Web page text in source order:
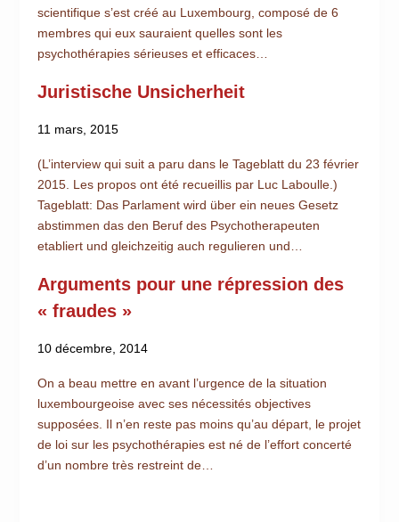
scientifique s’est créé au Luxembourg, composé de 6
membres qui eux sauraient quelles sont les
psychothérapies sérieuses et efficaces…
Juristische Unsicherheit
11 mars, 2015
(L’interview qui suit a paru dans le Tageblatt du 23 février
2015. Les propos ont été recueillis par Luc Laboulle.)
Tageblatt: Das Parlament wird über ein neues Gesetz
abstimmen das den Beruf des Psychotherapeuten
etabliert und gleichzeitig auch regulieren und…
Arguments pour une répression des
« fraudes »
10 décembre, 2014
On a beau mettre en avant l’urgence de la situation
luxembourgeoise avec ses nécessités objectives
supposées. Il n’en reste pas moins qu’au départ, le projet
de loi sur les psychothérapies est né de l’effort concerté
d’un nombre très restreint de…